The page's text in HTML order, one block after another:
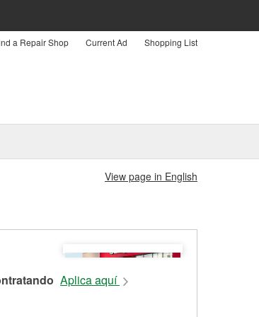
a Repair Shop Current Ad Shopping List
View page in English
Aplica aquí